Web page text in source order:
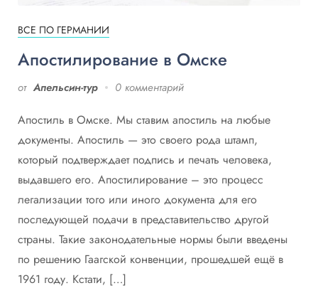
ВСЕ ПО ГЕРМАНИИ
Апостилирование в Омске
от Апельсин-тур 0 комментарий
Апостиль в Омске. Мы ставим апостиль на любые
документы. Апостиль — это своего рода штамп,
который подтверждает подпись и печать человека,
выдавшего его. Апостилирование – это процесс
легализации того или иного документа для его
последующей подачи в представительство другой
страны. Такие законодательные нормы были введены
по решению Гаагской конвенции, прошедшей ещё в
1961 году. Кстати, […]